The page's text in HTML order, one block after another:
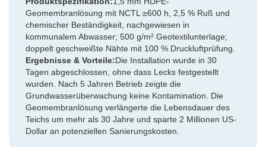
Geomembranlösung mit NCTL ≥600 h, 2,5 % Ruß und
chemischer Beständigkeit, nachgewiesen in
kommunalem Abwasser; 500 g/m² Geotextilunterlage;
doppelt geschweißte Nähte mit 100 % Druckluftprüfung.
Ergebnisse & Vorteile:Die Installation wurde in 30
Tagen abgeschlossen, ohne dass Lecks festgestellt
wurden. Nach 5 Jahren Betrieb zeigte die
Grundwasserüberwachung keine Kontamination. Die
Geomembranlösung verlängerte die Lebensdauer des
Teichs um mehr als 30 Jahre und sparte 2 Millionen US-
Dollar an potenziellen Sanierungskosten.